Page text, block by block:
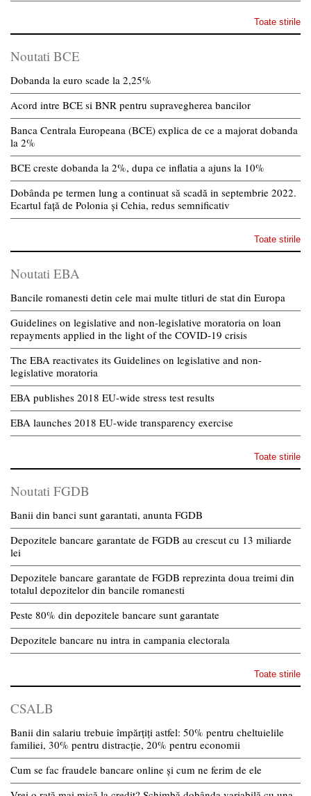
Toate stirile
Noutati BCE
Dobanda la euro scade la 2,25%
Acord intre BCE si BNR pentru supravegherea bancilor
Banca Centrala Europeana (BCE) explica de ce a majorat dobanda
la 2%
BCE creste dobanda la 2%, dupa ce inflatia a ajuns la 10%
Dobânda pe termen lung a continuat să scadă in septembrie 2022.
Ecartul față de Polonia și Cehia, redus semnificativ
Toate stirile
Noutati EBA
Bancile romanesti detin cele mai multe titluri de stat din Europa
Guidelines on legislative and non-legislative moratoria on loan
repayments applied in the light of the COVID-19 crisis
The EBA reactivates its Guidelines on legislative and non-
legislative moratoria
EBA publishes 2018 EU-wide stress test results
EBA launches 2018 EU-wide transparency exercise
Toate stirile
Noutati FGDB
Banii din banci sunt garantati, anunta FGDB
Depozitele bancare garantate de FGDB au crescut cu 13 miliarde
lei
Depozitele bancare garantate de FGDB reprezinta doua treimi din
totalul depozitelor din bancile romanesti
Peste 80% din depozitele bancare sunt garantate
Depozitele bancare nu intra in campania electorala
Toate stirile
CSALB
Banii din salariu trebuie împărțiți astfel: 50% pentru cheltuielile
familiei, 30% pentru distracție, 20% pentru economii
Cum se fac fraudele bancare online și cum ne ferim de ele